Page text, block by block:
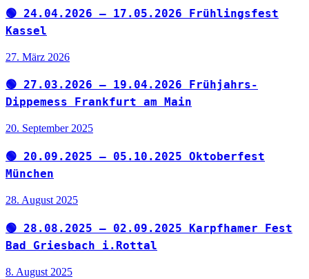
🟢 24.04.2026 – 17.05.2026 Frühlingsfest
Kassel
27. März 2026
🟢 27.03.2026 – 19.04.2026 Frühjahrs-
Dippemess Frankfurt am Main
20. September 2025
🟢 20.09.2025 – 05.10.2025 Oktoberfest
München
28. August 2025
🟢 28.08.2025 – 02.09.2025 Karpfhamer Fest
Bad Griesbach i.Rottal
8. August 2025